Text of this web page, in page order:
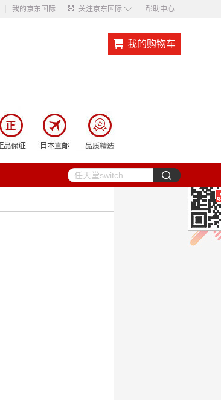
我的京东国际 关注京东国际 ◇ 帮助中心
我的购物车